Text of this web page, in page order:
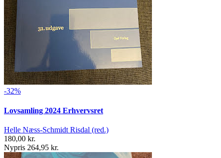
-32%
Lovsamling 2024 Erhvervsret
Helle Næss-Schmidt Risdal (red.)
180,00 kr.
Nypris 264,95 kr.